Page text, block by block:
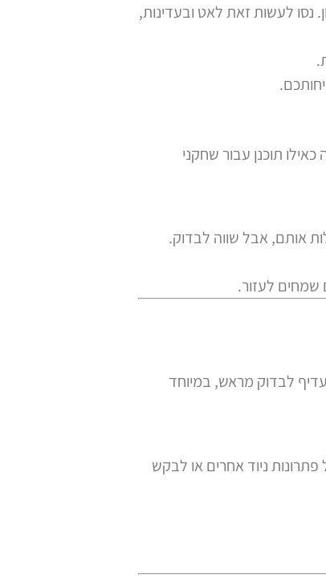
נסו לעשות זאת לאט ובעדינות,
תוכנן עבור שחקני
אותם, אבל שווה לבדוק.
שמחים לעזור.
עדיף לבדוק מראש, במיוחד
ניוד אחרים או לבקש